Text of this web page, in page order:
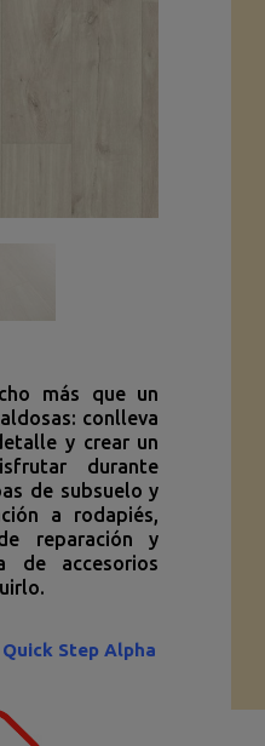
más que un
conlleva
y crear un
durante
de subsuelo y
a rodapiés,
reparación y
de accesorios
Step Alpha